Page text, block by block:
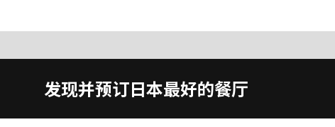
发现并预订日本最好的餐厅